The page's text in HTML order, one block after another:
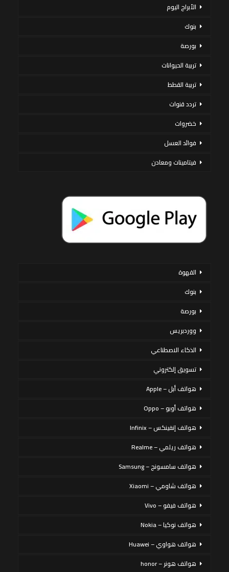
الأبراج اليوم
بنوك
بورصة
تربية الحيوانات
تربية القطط
تردد قنوات
خضروات
فوائد العسل
فيتامينات ومعادن
القهوة
بنوك
بورصة
ووردبريس
الذكاء الاصطناعي
تسويق إلكتروني
هواتف أبل – Apple
هواتف أوبو – Oppo
هواتف إنفينكس – Infinix
هواتف ريلمي – Realme
هواتف سامسونج – Samsung
هواتف شاومي – Xiaomi
هواتف فيفو – Vivo
هواتف نوكيا – Nokia
هواتف هواوي – Huawei
هواتف هونر – honor